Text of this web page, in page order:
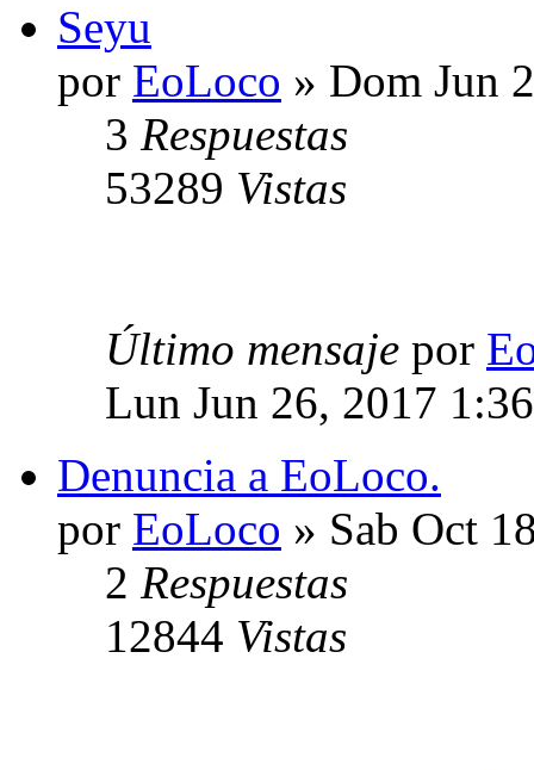
Seyu
por EoLoco » Dom Jun
3 Respuestas
53289 Vistas
Último mensaje por
Lun Jun 26, 2017
Denuncia a EoLoco.
por EoLoco » Sab Oct
2 Respuestas
12844 Vistas